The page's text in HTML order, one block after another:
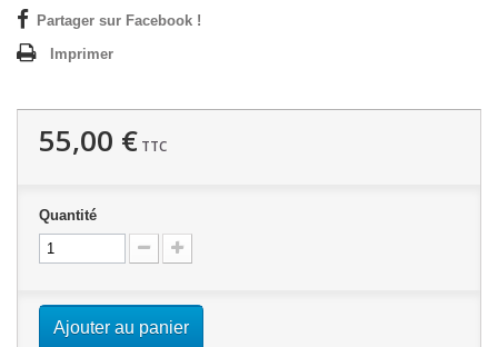
Partager sur Facebook !
Imprimer
55,00 € TTC
Quantité
Ajouter au panier